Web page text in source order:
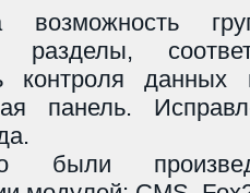
возможность
контроля
панель.
были